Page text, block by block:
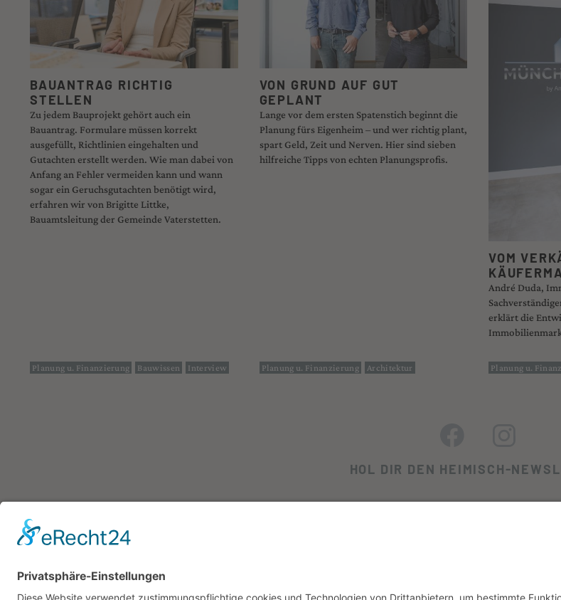
BAUANTRAG RICHTIG
STELLEN
Zu jedem Bauprojekt gehört auch ein
Bauantrag. Formulare müssen korrekt
ausgefüllt, Richtlinien eingehalten und
Gutachten erstellt werden. Wie man dabei von
Anfang an Fehler vermeiden kann und wann
sogar ein Geruchsgutachten benötigt wird,
erfahren wir von Brigitte Littke,
Bauamtsleitung der Gemeinde Vaterstetten.
Planung u. Finanzierung Bauwissen Interview
VON GRUND AUF GUT
GEPLANT
Lange vor dem ersten Spatenstich beginnt die
Planung fürs Eigenheim – und wer richtig plant,
spart Geld, Zeit und Nerven. Hier sind sieben
hilfreiche Tipps von echten Planungsprofis.
Planung u. Finanzierung Architektur
VOM
André Duda,
erklärt die
Planung u.
HOL DIR DEN HEIMISCH-
WAS IST HEIMISCH?